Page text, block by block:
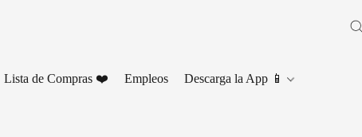
Lista de Compras ❤️ Empleos Descarga la App 📱